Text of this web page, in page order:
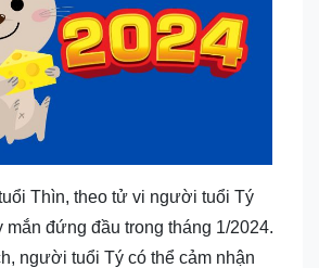
Thìn, theo tử vi người tuổi Tý
đứng đầu trong tháng 1/2024.
người tuổi Tý có thể cảm nhận